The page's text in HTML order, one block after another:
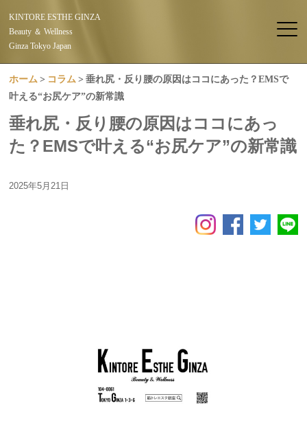
KINTORE ESTHE GINZA
Beauty ＆ Wellness
Ginza Tokyo Japan
ホーム コラム
垂れ尻・反り腰の原因はココにあった？EMSで
叶える“お尻ケア”の新常識
垂れ尻・反り腰の原因はココにあっ
た？EMSで叶える“お尻ケア”の新常識
2025年5月21日